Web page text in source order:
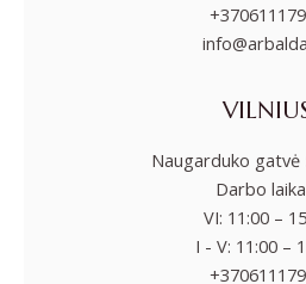
Naugarduko gatvė
Darbo
VI: 11:00 –
I - V: 11:00 –